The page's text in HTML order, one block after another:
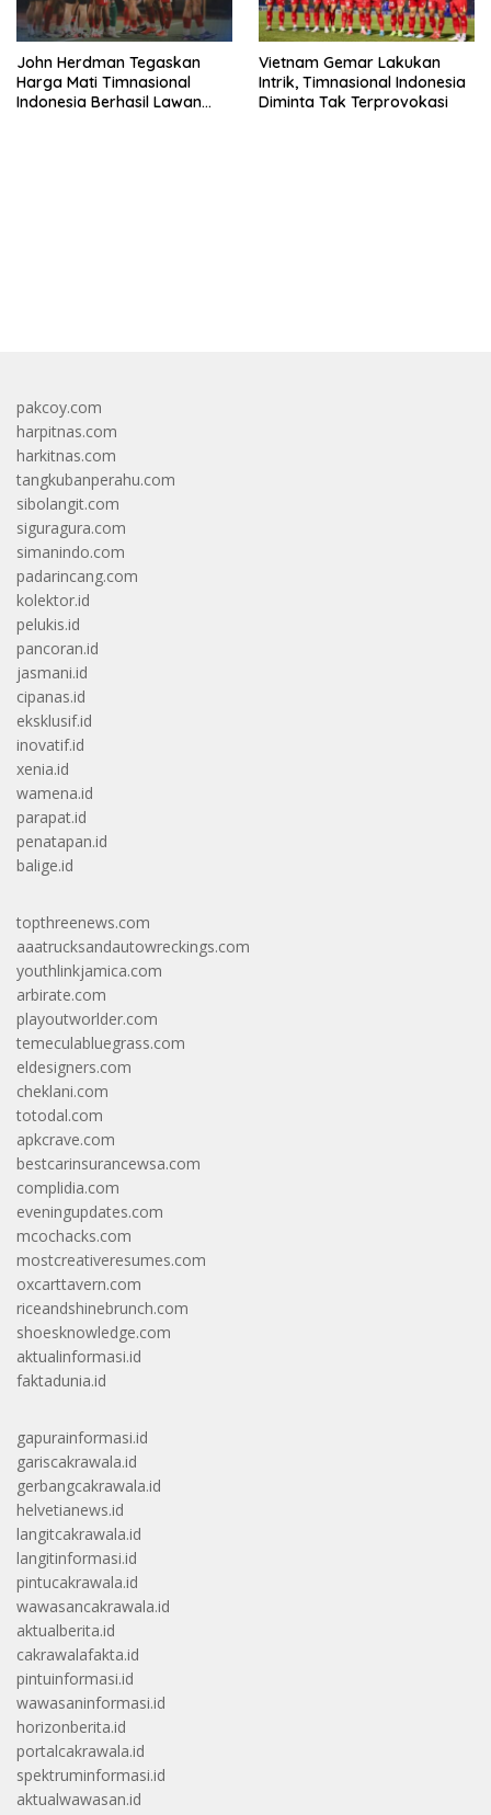
John Herdman Tegaskan
Harga Mati Timnasional
Indonesia Berhasil Lawan
Vietnam Gemar Lakukan
Intrik, Timnasional Indonesia
Diminta Tak Terprovokasi
pakcoy.com
harpitnas.com
harkitnas.com
tangkubanperahu.com
sibolangit.com
siguragura.com
simanindo.com
padarincang.com
kolektor.id
pelukis.id
pancoran.id
jasmani.id
cipanas.id
eksklusif.id
inovatif.id
xenia.id
wamena.id
parapat.id
penatapan.id
balige.id
topthreenews.com
aaatrucksandautowreckings.com
youthlinkjamica.com
arbirate.com
playoutworlder.com
temeculabluegrass.com
eldesigners.com
cheklani.com
totodal.com
apkcrave.com
bestcarinsurancewsa.com
complidia.com
eveningupdates.com
mcochacks.com
mostcreativeresumes.com
oxcarttavern.com
riceandshinebrunch.com
shoesknowledge.com
aktualinformasi.id
faktadunia.id
gapurainformasi.id
gariscakrawala.id
gerbangcakrawala.id
helvetianews.id
langitcakrawala.id
langitinformasi.id
pintucakrawala.id
wawasancakrawala.id
aktualberita.id
cakrawalafakta.id
pintuinformasi.id
wawasaninformasi.id
horizonberita.id
portalcakrawala.id
spektruminformasi.id
aktualwawasan.id